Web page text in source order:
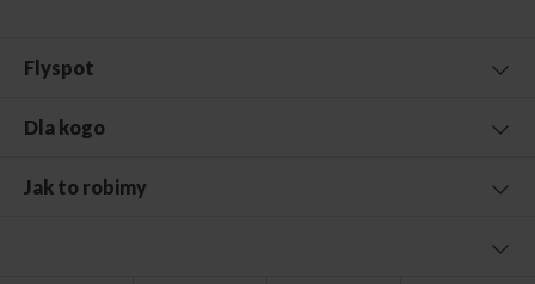
Flyspot
Dla kogo
Jak to robimy